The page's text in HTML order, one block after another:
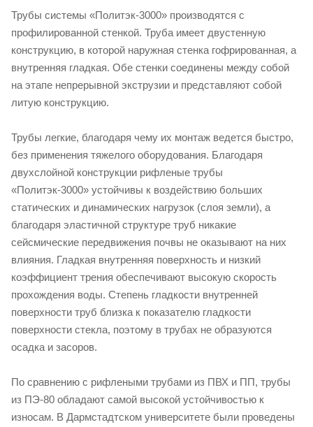
Трубы системы «Политэк-3000» производятся с
профилированной стенкой. Труба имеет двустенную
конструкцию, в которой наружная стенка гофрированная, а
внутренняя гладкая. Обе стенки соединены между собой
на этапе непрерывной экструзии и представляют собой
литую конструкцию.
Трубы легкие, благодаря чему их монтаж ведется быстро,
без применения тяжелого оборудования. Благодаря
двухслойной конструкции рифленые трубы
«Политэк-3000» устойчивы к воздействию больших
статических и динамических нагрузок (слоя земли), а
благодаря эластичной структуре труб никакие
сейсмические передвижения почвы не оказывают на них
влияния. Гладкая внутренняя поверхность и низкий
коэффициент трения обеспечивают высокую скорость
прохождения воды. Степень гладкости внутренней
поверхности труб близка к показателю гладкости
поверхности стекла, поэтому в трубах не образуются
осадка и засоров.
По сравнению с рифлеными трубами из ПВХ и ПП, трубы
из ПЭ-80 обладают самой высокой устойчивостью к
износам. В Дармстадтском университете были проведены